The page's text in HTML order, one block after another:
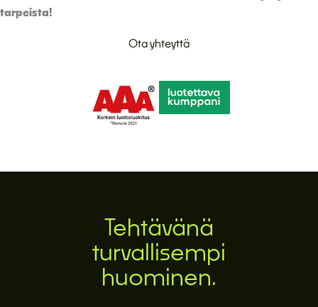
tarpeista!
Ota yhteyttä
Tehtävänä
turvallisempi
huominen.